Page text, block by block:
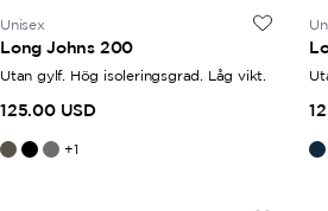
Unisex
Long Johns 200
Utan gylf. Hög isoleringsgrad. Låg vikt.
125.00 USD
+1